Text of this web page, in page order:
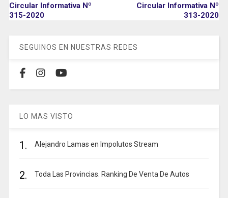
Circular Informativa Nº
315-2020
Circular Informativa Nº
313-2020
SEGUINOS EN NUESTRAS REDES
LO MAS VISTO
1. Alejandro Lamas en Impolutos Stream
2. Toda Las Provincias. Ranking De Venta De Autos